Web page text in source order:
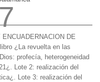
DE
¿La revuelta en las
profecía, heterogeneidad
Lote 2: realización del
Lote 3: realización del